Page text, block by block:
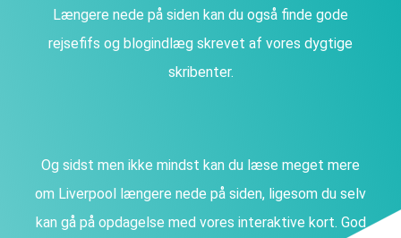
Længere nede på siden kan du også finde gode
rejsefifs og blogindlæg skrevet af vores dygtige
skribenter.
Og sidst men ikke mindst kan du læse meget mere
om Liverpool længere nede på siden, ligesom du selv
kan gå på opdagelse med vores interaktive kort. God